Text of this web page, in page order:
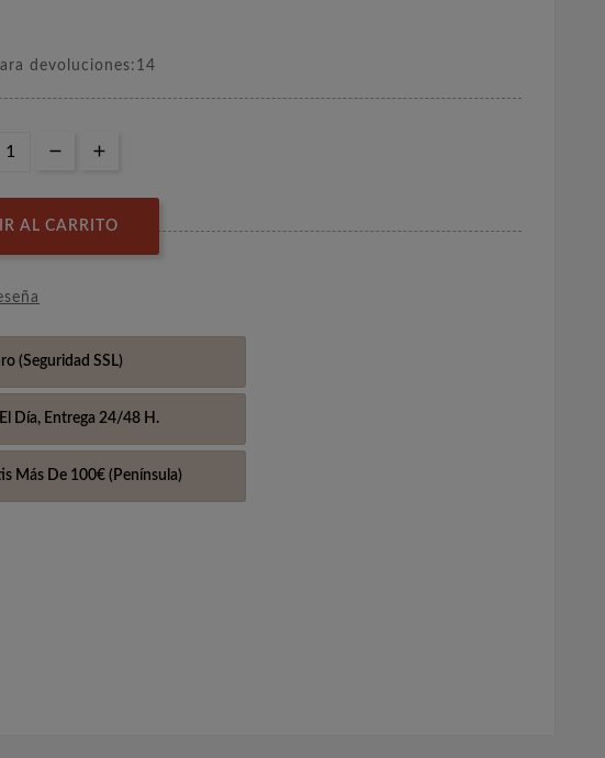
devoluciones:14
AL CARRITO
(Seguridad SSL)
Día, Entrega 24/48 H.
Más De 100€ (Península)